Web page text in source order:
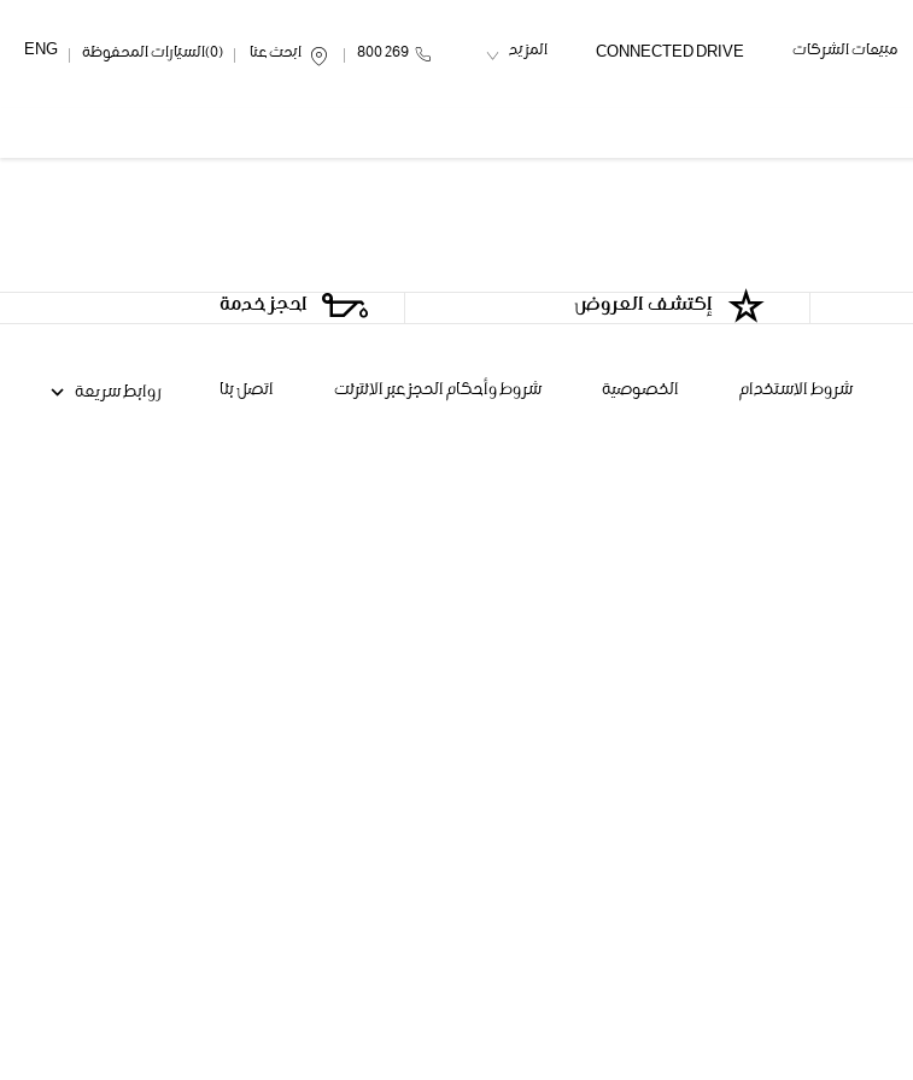
مبيعات الشركات CONNECTED DRIVE المزيد 269 800 ابحث عنا 0 السيارات المحفوظة ENG
إكتشف العروض احجز خدمة
شروط الاستخدام الخصوصية شروط وأحكام الحجز عبر الانترنت اتصل بنا روابط سريعة